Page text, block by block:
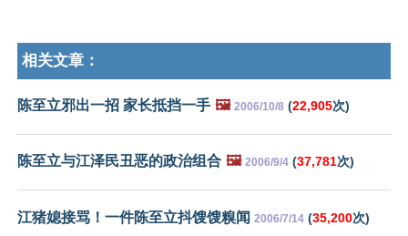
相关文章：
陈至立邪出一招 家长抵挡一手 🖼️ 2006/10/8 (22,905次)
陈至立与江泽民丑恶的政治组合 🖼️ 2006/9/4 (37,781次)
江猪媳接骂！一件陈至立抖馊馊糗闻 2006/7/14 (35,200次)